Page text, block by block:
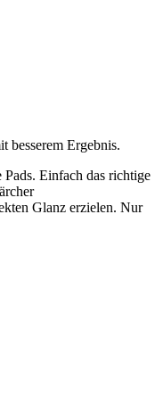
besserem Ergebnis.
Einfach das richtige
Glanz erzielen. Nur